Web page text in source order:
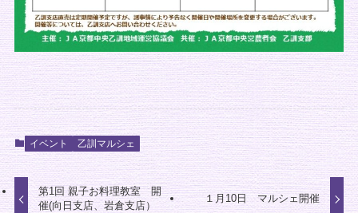
イベント 乙訓マルシェ
第1回 親子お料理教室 開
催(向日支店、岩倉支店）
１月10日 マルシェ開催